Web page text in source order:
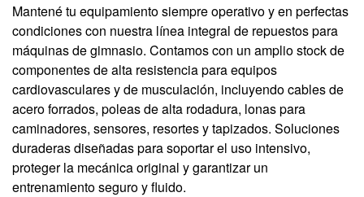
Mantené tu equipamiento siempre operativo y en perfectas
condiciones con nuestra línea integral de repuestos para
máquinas de gimnasio. Contamos con un amplio stock de
componentes de alta resistencia para equipos
cardiovasculares y de musculación, incluyendo cables de
acero forrados, poleas de alta rodadura, lonas para
caminadores, sensores, resortes y tapizados. Soluciones
duraderas diseñadas para soportar el uso intensivo,
proteger la mecánica original y garantizar un
entrenamiento seguro y fluido.